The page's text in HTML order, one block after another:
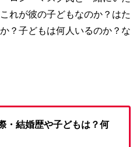
れが彼の子どもなのか？はた
？子どもは何人いるのか？な
・結婚歴や子どもは？何